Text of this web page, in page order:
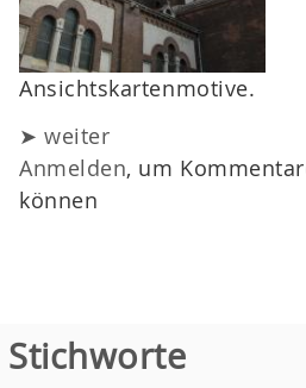
Ansichtskartenmotive.
➤ weiter
Anmelden, um
können
Stichworte